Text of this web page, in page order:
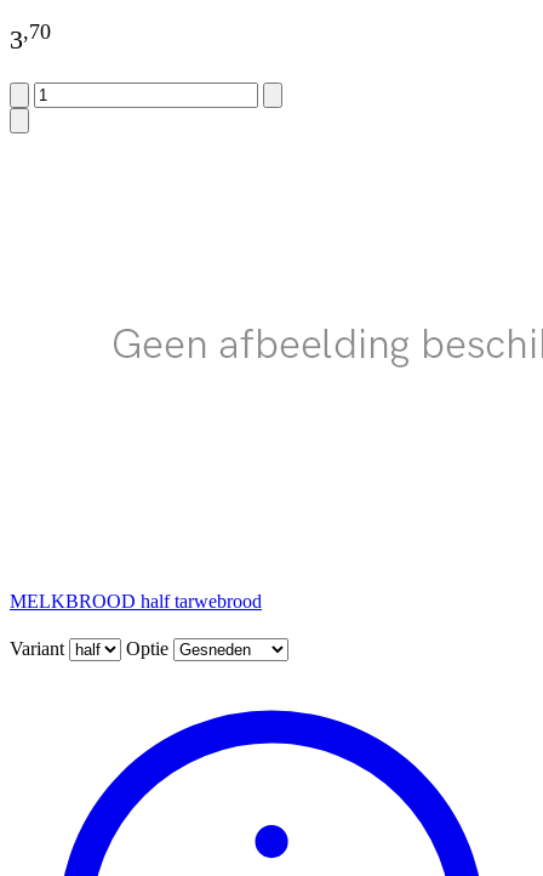
3,70
MELKBROOD half tarwebrood
Variant Optie